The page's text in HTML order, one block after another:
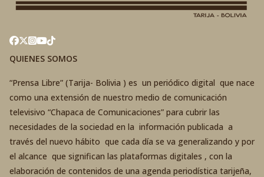
QUIENES SOMOS
“Prensa Libre” (Tarija- Bolivia ) es un periódico digital que nace
como una extensión de nuestro medio de comunicación
televisivo “Chapaca de Comunicaciones” para cubrir las
necesidades de la sociedad en la información publicada a
través del nuevo hábito que cada día se va generalizando y por
el alcance que significan las plataformas digitales , con la
elaboración de contenidos de una agenda periodística tarijeña,